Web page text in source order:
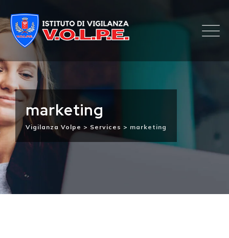
to
content
marketing
Vigilanza Volpe > Services > marketing